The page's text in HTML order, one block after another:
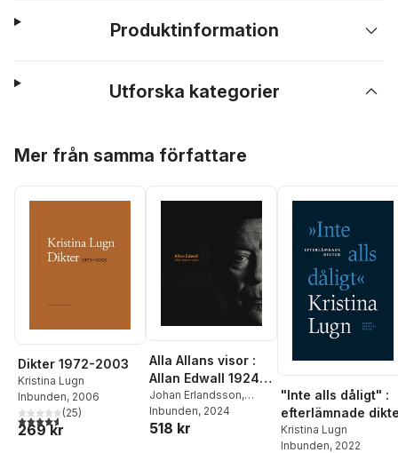
Produktinformation
Utforska kategorier
Mer från samma författare
Dikter 1972-2003
Kristina Lugn
Inbunden, 2006
4,6utav 5 stjärnor. Totalt antal röster:
(25)
269 kr
Alla Allans visor :
Allan Edwall 1924-
2024 (+3CD)
Johan Erlandsson,
Göran Greider,Kristina
Lugn ,Björn Ståbi
Inbunden, 2024
518 kr
"Inte alls dåligt" :
efterlämnade
Kristina Lugn
Inbunden, 2022